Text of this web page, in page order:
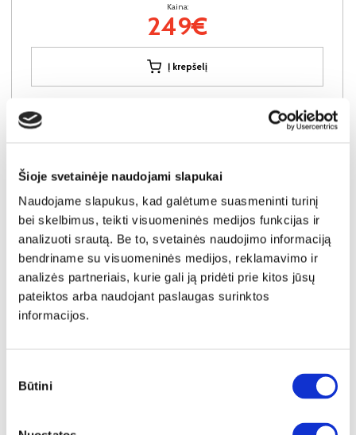
Šioje svetainėje naudojami slapukai
Naudojame slapukus, kad galėtume suasmeninti turinį
bei skelbimus, teikti visuomeninės medijos funkcijas ir
analizuoti srautą. Be to, svetainės naudojimo informaciją
bendriname su visuomeninės medijos, reklamavimo ir
analizės partneriais, kurie gali ją pridėti prie kitos jūsų
pateiktos arba naudojant paslaugas surinktos
informacijos.
pasirinkimas
Būtini
Kaina:
249€
Į krepšelį
MARBELLA-II (II gr.) dvivietė sofa (Y429074 Pilkas)